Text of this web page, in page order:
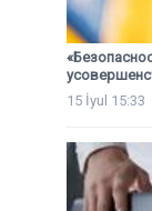
15 İyul 15:33